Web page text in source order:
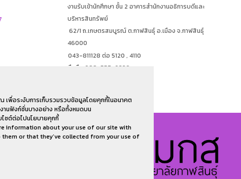
งานรับเข้านักศึกษา ชั้น 2 อาคารสำนักงานอธิการบดีและ
บริหารสินทรัพย์
62/1 ถ.เกษตรสมบูรณ์ ต.กาฬสินธุ์ อ.เมือง จ.กาฬสินธุ์
46000
043-811128 ต่อ 5120 , 4110
มือถือ 088-557-0339
ระดับบัณฑิตศึกษา มหาวิทยาลัยกาฬสินธุ์
เพื่อระงับการเก็บรวมรวบข้อมูลโดยคุกกี้ในอนาคต
านฟังก์ชั่นบางอย่าง หรือทั้งหมดบน
ไซต์ต่อไปนโยบายคุกกี้
information about your use of our site with
or that they’ve collected from your use of